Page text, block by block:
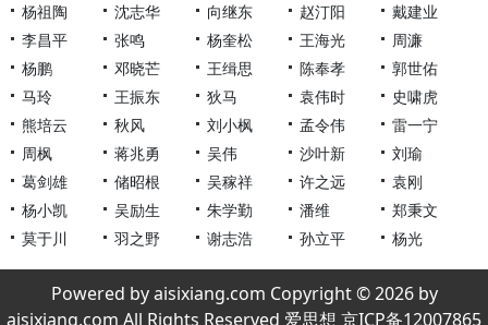
杨祖陶
沈志华 向继东 赵汀阳
戴建业
李昌平
张鸣 杨奎松 王海光
周濂
杨鹏
邓晓芒 王缉思 陈奉孝
郭世佑
马玲
王振东 狄马 袁伟时
史啸虎
熊培云
秋风 刘小枫 孟令伟
雷一宁
周枫
蒋兆勇 吴伟 沙叶新
刘瑜
葛剑雄
储昭根 吴稼祥 许之远
袁刚
杨小凯
吴励生 朱学勤 潘维
郑秉文
莫于川
羽之野 谢志浩 孙立平 杨光
Powered by aisixiang.com Copyright © 2026 by
aisixiang.com All Rights Reserved 爱思想 京ICP备12007865